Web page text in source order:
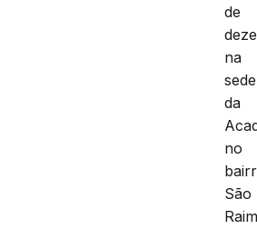
de
na
sede
da
no
São